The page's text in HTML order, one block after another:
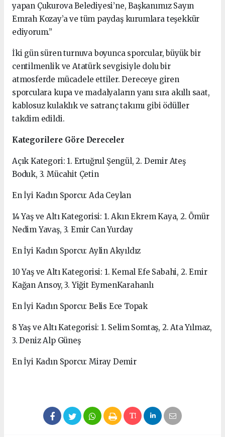
yapan Çukurova Belediyesi’ne, Başkanımız Sayın
Emrah Kozay’a ve tüm paydaş kurumlara teşekkür
ediyorum.”
İki gün süren turnuva boyunca sporcular, büyük bir
centilmenlik ve Atatürk sevgisiyle dolu bir
atmosferde mücadele ettiler. Dereceye giren
sporculara kupa ve madalyaların yanı sıra akıllı saat,
kablosuz kulaklık ve satranç takımı gibi ödüller
takdim edildi.
Kategorilere Göre Dereceler
Açık Kategori: 1. Ertuğrul Şengül, 2. Demir Ateş
Boduk, 3. Mücahit Çetin
En İyi Kadın Sporcu: Ada Ceylan
14 Yaş ve Altı Kategorisi: 1. Akın Ekrem Kaya, 2. Ömür
Nedim Yavaş, 3. Emir Can Yurday
En İyi Kadın Sporcu: Aylin Akyıldız
10 Yaş ve Altı Kategorisi: 1. Kemal Efe Sabahi, 2. Emir
Kağan Arısoy, 3. Yiğit EymenKarahanlı
En İyi Kadın Sporcu: Belis Ece Topak
8 Yaş ve Altı Kategorisi: 1. Selim Somtaş, 2. Ata Yılmaz,
3. Deniz Alp Güneş
En İyi Kadın Sporcu: Miray Demir